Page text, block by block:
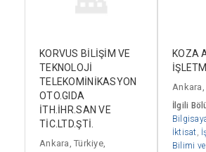
KORVUS BİLİŞİM VE
TEKNOLOJİ
TELEKOMİNİKASYON
OTO.GIDA
İTH.İHR.SAN VE
TİC.LTD.ŞTİ.
Ankara, Türkiye,
KOZA
Ankara,
İlgili
İktisat,
Bilimi